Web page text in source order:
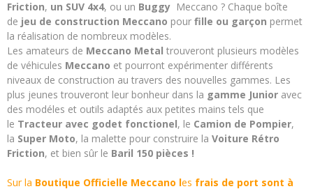
Friction, un SUV 4x4, ou un Buggy Meccano ? Chaque boîte
de jeu de construction Meccano pour fille ou garçon permet
la réalisation de nombreux modèles.
Les amateurs de Meccano Metal trouveront plusieurs modèles
de véhicules Meccano et pourront expérimenter différents
niveaux de construction au travers des nouvelles gammes. Les
plus jeunes trouveront leur bonheur dans la gamme Junior avec
des modéles et outils adaptés aux petites mains tels que
le Tracteur avec godet fonctionel, le Camion de Pompier,
la Super Moto, la malette pour construire la Voiture Rétro
Friction, et bien sûr le Baril 150 pièces !
Sur la Boutique Officielle Meccano les frais de port sont à